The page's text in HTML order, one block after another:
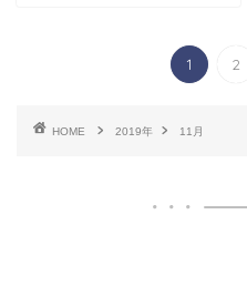
1 2
HOME 2019年 11月